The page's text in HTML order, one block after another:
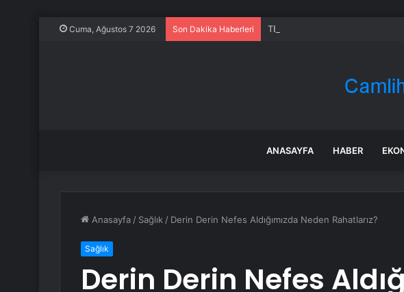
Cuma, Ağustos 7 2026 Son Dakika Haberleri TBMM Genel Kurulu…
ANASAYFA HABER
Anasayfa / Sağlık / Derin Derin Nefes Aldığımızda Neden Rahatlarız?
Sağlık
Derin Derin Nefes